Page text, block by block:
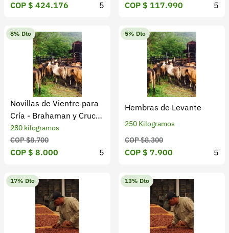
COP $ 424.176 5 COP $ 117.990 5
8% Dto
Novillas de Vientre para
Cría - Brahaman y Cruces
F1
280 kilogramos
COP $8.700
COP $ 8.000 5
5% Dto
Hembras de Levante
250 Kilogramos
COP $8.300
COP $ 7.900 5
17% Dto 13% Dto